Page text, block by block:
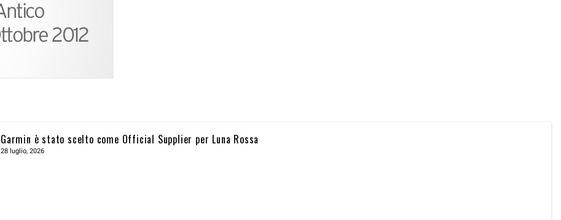
Garmin è stato scelto come Official Supplier per Luna Rossa
28 luglio, 2026